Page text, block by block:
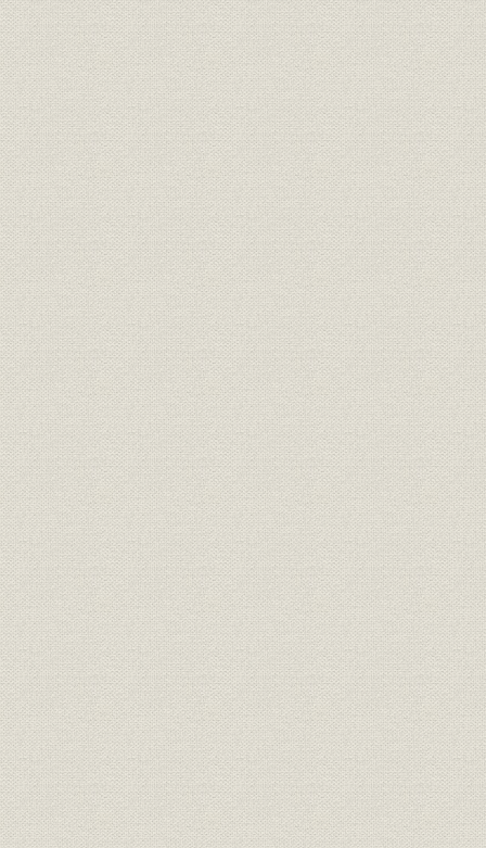
(6) 関連製品の開発
(7) 高速目標機(KAQ-5)の試作
(8) バス事業の製品多様化
(9) 事業部制の採用とバス工場の焼失
[7] 航空機の自主開発と各種ヘリコプタの量産(昭和39年~47年)
(1) 航空機部門の動き
(2) P-2J対潜哨戒機
(3) C-1中型輸送機の開発と量産
(4) XT-2超音速高等練習機の開発参画
(5) F-4EJファントム戦闘機の生産参加
(6) 小型ヘリコプタ川崎式KHR-1型リジェット・ロータ実験機の開
(7) 川崎ヒューズ式369型ヘリコプタの生産
(8) 米軍機のベトナム特需修理
(9) 79式対舟艇対戦車誘導弾と81式短距離地対空誘導弾(短SAM)の
(10) 海外下請部品(L-1011ドア)製作
(11) 技術強化と工場設備の充実
(12) 三社合併
[8] 苦境に立つ航空機部門(昭和47~51年)
(1) 第4次防衛力整備計画と当社の動向